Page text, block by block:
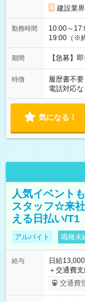
建設業
勤務時間
10:00～
19:00（※
期間 【急募】
特徴 履歴書不要
電話対応な
気になる！
人気イベント
スタッフ☆来
える日払い/T1
アルバイト 職種未
給与
日給
＋交通費支給 ★交通費全額支給！ ┗案件により規定
いOK！（
ンビニATM
交通費